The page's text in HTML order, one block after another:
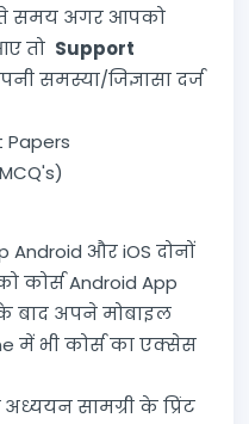
समय अगर आपको
तो Support
समस्या/जिज्ञासा दर्ज
Papers
Android और iOS दोनों
कोर्स Android App
बाद अपने मोबाइल
में भी कोर्स का एक्सेस
सामग्री के प्रिंट